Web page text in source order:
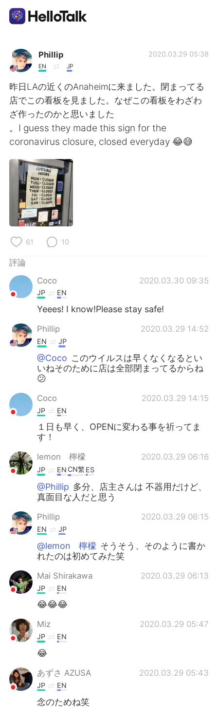
語言交換應用
AI Grammar Checker
繁體中文
English 简体中文
Español
Français
日本語
Русский
Türkçe
Phillip
EN JP
2020.03.29 05:38
昨日LAの近くのAnaheimに来ました。閉まってる
店でこの看板を見ました。なぜこの看板をわざわ
ざ作ったのかと思いました
。I guess they made this sign for the
coronavirus closure, closed everyday 😂😅
61 10
評論
Coco
2020.03.30 09:35
JP EN
Yeees! I know!Please stay safe!
Phillip 2020.03.29 14:52
EN JP
@Coco このウイルスは早くなくなるとい
いねそのために店は全部閉まってるからね
😕
Coco 2020.03.29 14:15
JP EN
１日も早く、OPENに変わる事を祈ってま
す！
lemon 檸檬 2020.03.29 06:16
JP EN CN繁 ES
@Phillip 多分、店主さんは 不器用だけど、
真面目な人だと思う
Phillip 2020.03.29 06:15
EN JP
@lemon 檸檬 そうそう、そのように書か
れたのは初めてみた笑
Mai Shirakawa 2020.03.29 06:13
JP EN
😂😂😂
Miz 2020.03.29 05:47
JP EN
😂
あずさ AZUSA 2020.03.29 05:43
JP EN
念のためね笑